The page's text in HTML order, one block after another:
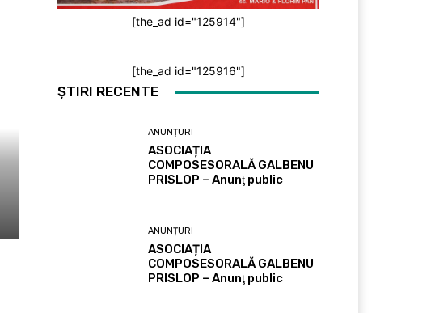
[the_ad id="125914"]
[the_ad id="125916"]
ȘTIRI RECENTE
ANUNȚURI
ASOCIAȚIA
COMPOSESORALĂ GALBENU
PRISLOP – Anunţ public
ANUNȚURI
ASOCIAȚIA
COMPOSESORALĂ GALBENU
PRISLOP – Anunţ public